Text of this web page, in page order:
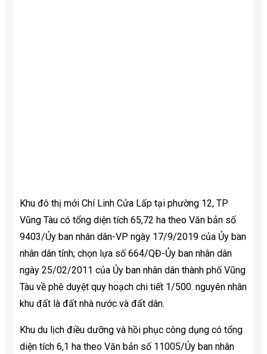
Khu đô thị mới Chí Linh Cửa Lấp tại phường 12, TP
Vũng Tàu có tổng diện tích 65,72 ha theo Văn bản số
9403/Ủy ban nhân dân-VP ngày 17/9/2019 của Ủy ban
nhân dân tỉnh; chọn lựa số 664/QĐ-Ủy ban nhân dân
ngày 25/02/2011 của Ủy ban nhân dân thành phố Vũng
Tàu về phê duyệt quy hoạch chi tiết 1/500. nguyên nhân
khu đất là đất nhà nước và đất dân.
Khu du lịch điều dưỡng và hồi phục công dụng có tổng
diện tích 6,1 ha theo Văn bản số 11005/Ủy ban nhân